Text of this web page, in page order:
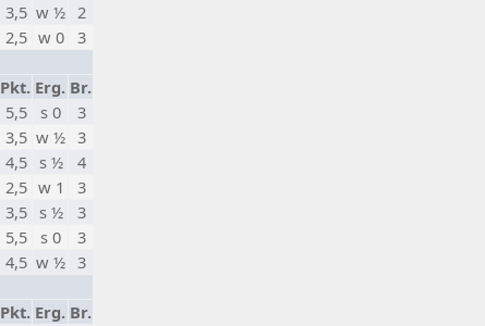
3,5 w ½ 2
2,5 w 0
3
Pkt. Erg. Br.
5,5 s 0
3
3,5 w ½ 3
4,5 s ½
4
2,5 w 1
3
3,5 s ½
3
5,5 s 0
3
4,5 w ½ 3
Pkt. Erg. Br.